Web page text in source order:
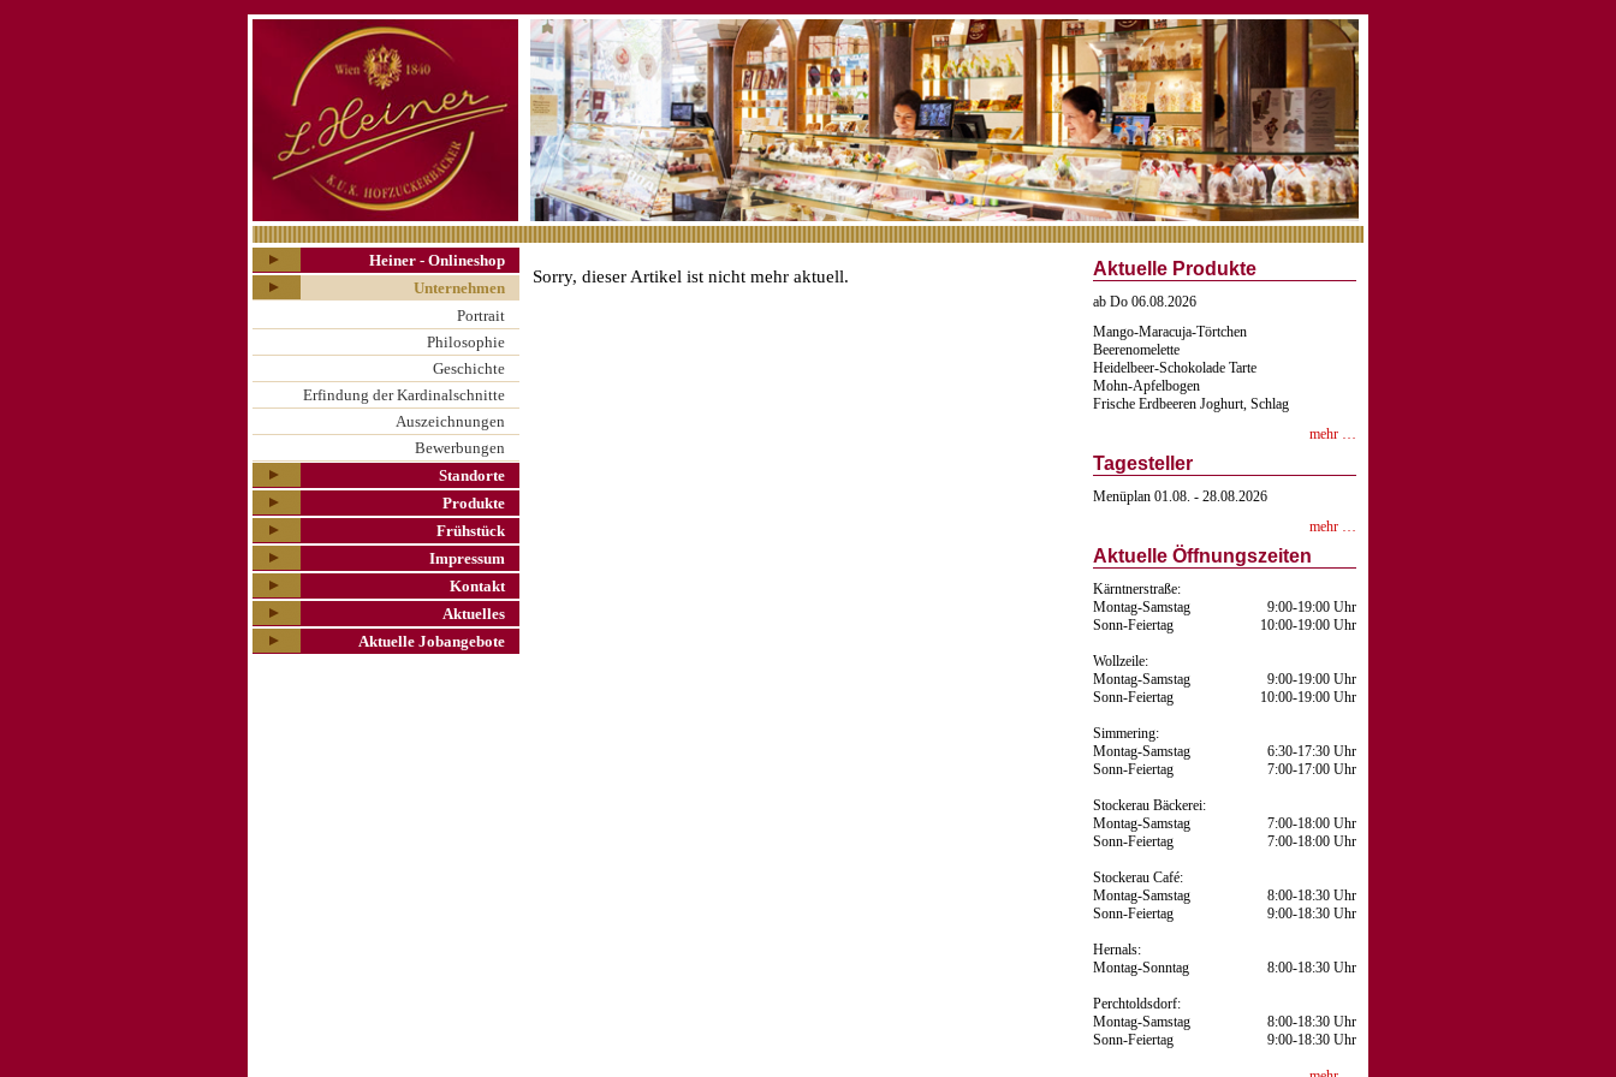
Heiner - Onlineshop
Unternehmen
Portrait
Philosophie
Geschichte
Erfindung der Kardinalschnitte
Auszeichnungen
Bewerbungen
Standorte
Produkte
Frühstück
Impressum
Kontakt
Aktuelles
Aktuelle Jobangebote
Sorry, dieser Artikel ist nicht mehr aktuell. Aktuelle Produkte
ab Do 06.08.2026
Mango-Maracuja-Törtchen
Beerenomelette
Heidelbeer-Schokolade Tarte
Mohn-Apfelbogen
Frische Erdbeeren Joghurt, Schlag
mehr …
Tagesteller
Menüplan 01.08. - 28.08.2026
mehr …
Aktuelle Öffnungszeiten
Kärntnerstraße:
Montag-Samstag
Sonn-Feiertag
9:00-19:00 Uhr
10:00-19:00 Uhr
Wollzeile:
Montag-Samstag
Sonn-Feiertag
9:00-19:00 Uhr
10:00-19:00 Uhr
Simmering:
Montag-Samstag
Sonn-Feiertag
6:30-17:30 Uhr
7:00-17:00 Uhr
Stockerau Bäckerei:
Montag-Samstag
7:00-18:00 Uhr
Sonn-Feiertag
7:00-18:00 Uhr
Stockerau Café:
Montag-Samstag
Sonn-Feiertag
8:00-18:30 Uhr
9:00-18:30 Uhr
Hernals:
Montag-Sonntag
8:00-18:30 Uhr
Perchtoldsdorf:
Montag-Samstag
Sonn-Feiertag
8:00-18:30 Uhr
9:00-18:30 Uhr